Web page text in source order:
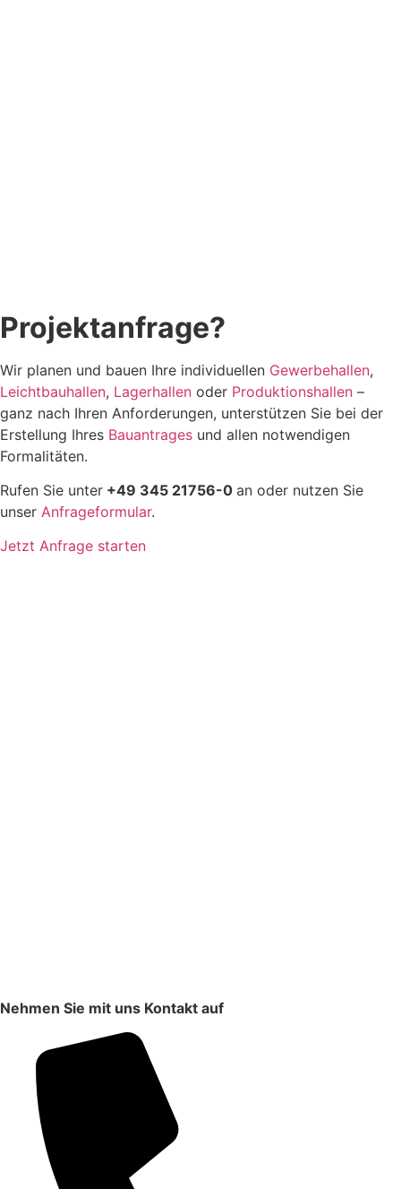
Projektanfrage?
Wir planen und bauen Ihre individuellen Gewerbehallen,
Leichtbauhallen, Lagerhallen oder Produktionshallen –
ganz nach Ihren Anforderungen, unterstützen Sie bei der
Erstellung Ihres Bauantrages und allen notwendigen
Formalitäten.
Rufen Sie unter +49 345 21756-0 an oder nutzen Sie
unser Anfrageformular.
Jetzt Anfrage starten
Nehmen Sie mit uns Kontakt auf